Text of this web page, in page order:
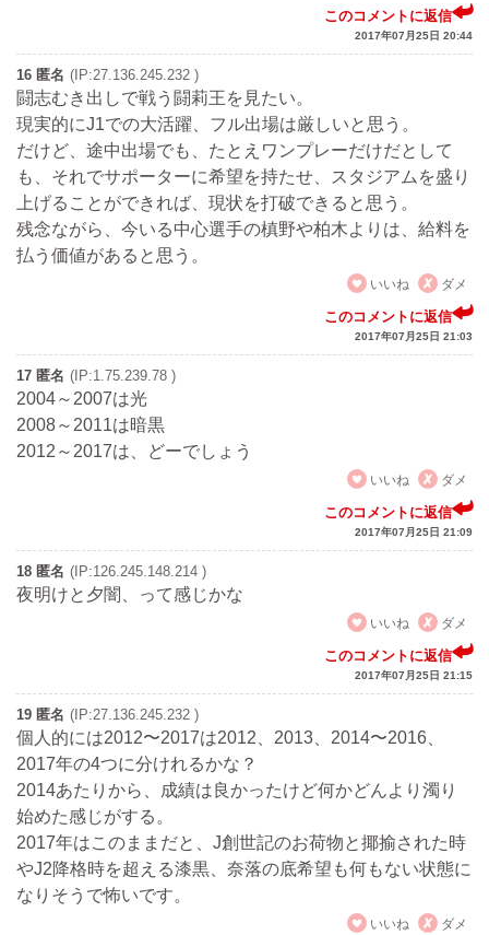
このコメントに返信
2017年07月25日 20:44
16 匿名 (IP:27.136.245.232 )
闘志むき出しで戦う闘莉王を見たい。
現実的にJ1での大活躍、フル出場は厳しいと思う。
だけど、途中出場でも、たとえワンプレーだけだとして
も、それでサポーターに希望を持たせ、スタジアムを盛り
上げることができれば、現状を打破できると思う。
残念ながら、今いる中心選手の槙野や柏木よりは、給料を
払う価値があると思う。
いいね
ダメ
このコメントに返信
2017年07月25日 21:03
17 匿名 (IP:1.75.239.78 )
2004～2007は光
2008～2011は暗黒
2012～2017は、どーでしょう
いいね
ダメ
このコメントに返信
2017年07月25日 21:09
18 匿名 (IP:126.245.148.214 )
夜明けと夕闇、って感じかな
いいね
ダメ
このコメントに返信
2017年07月25日 21:15
19 匿名 (IP:27.136.245.232 )
個人的には2012〜2017は2012、2013、2014〜2016、
2017年の4つに分けれるかな？
2014あたりから、成績は良かったけど何かどんより濁り
始めた感じがする。
2017年はこのままだと、J創世記のお荷物と揶揄された時
やJ2降格時を超える漆黒、奈落の底希望も何もない状態に
なりそうで怖いです。
いいね
ダメ